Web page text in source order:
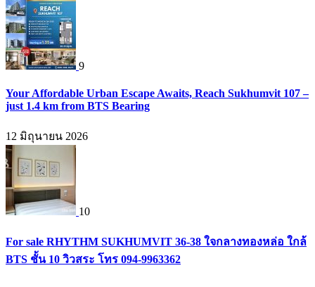
9
Your Affordable Urban Escape Awaits, Reach Sukhumvit 107 –
just 1.4 km from BTS Bearing
12 มิถุนายน 2026
10
For sale RHYTHM SUKHUMVIT 36-38 ใจกลางทองหล่อ ใกล้
BTS ชั้น 10 วิวสระ โทร 094-9963362